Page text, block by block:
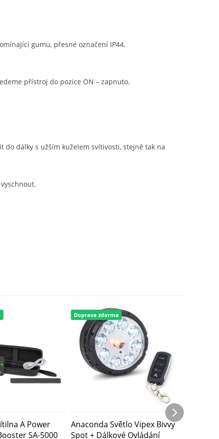
gumu, přesné označení IP44.
přístroj do pozice ON – zapnuto.
dálky s užším kuželem svítivosti, stejně tak na
A Power
SA-5000
Doprava zdarma
Anaconda Světlo Vipex Bivvy
Spot + Dálkové Ovládání